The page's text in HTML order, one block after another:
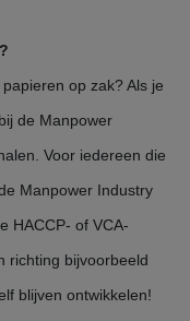
op zak? Als je
de Manpower
Voor iedereen die
Manpower Industry
HACCP- of VCA-
richting bijvoorbeeld
blijven ontwikkelen!